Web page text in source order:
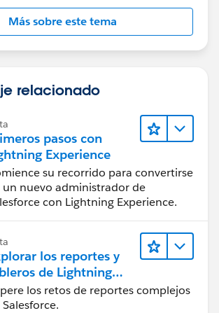
Más sobre este tema
relacionado
pasos con
Experience
su recorrido para convertirse
un nuevo administrador de
con Lightning Experience.
los reportes y
de Lightning
los retos de reportes complejos